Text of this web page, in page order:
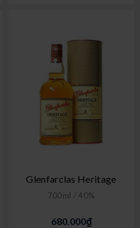
Glenfarclas Heritage
700ml / 40%
680.000₫